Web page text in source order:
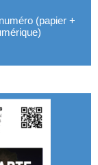
(papier +